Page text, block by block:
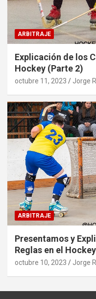
ARBITRAJE
Explicación de los
Hockey (Parte 2)
octubre 11, 2023 Jorge
ARBITRAJE
Presentamos y
Reglas en el Hockey
octubre 10, 2023 Jorge